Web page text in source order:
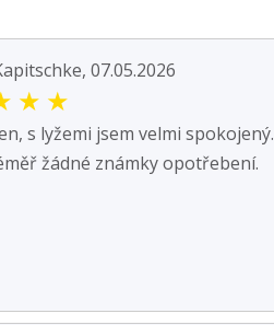
07.05.2026
★ ★
s lyžemi jsem velmi spokojený.
žádné známky opotřebení.